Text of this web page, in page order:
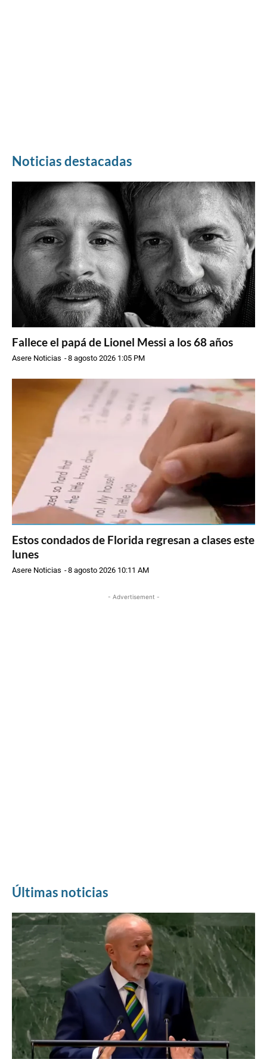
Noticias destacadas
Fallece el papá de Lionel Messi a los 68 años
Asere Noticias -8 agosto 2026 1:05 PM
Estos condados de Florida regresan a clases este
lunes
Asere Noticias -8 agosto 2026 10:11 AM
- Advertisement -
Últimas noticias